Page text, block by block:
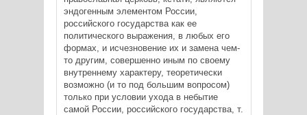
эндогенным элементом России,
российского государства как ее
политического выражения, в любых его
формах, и исчезновение их и замена чем-
то другим, совершенно иным по своему
внутреннему характеру, теоретически
возможно (и то под большим вопросом)
только при условии ухода в небытие
самой России, российского государства, т.